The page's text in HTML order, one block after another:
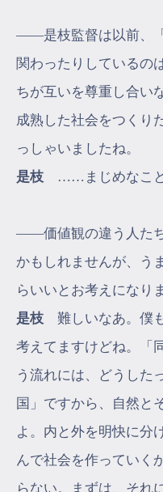
――是枝監督は以前、
関わったりしているの
ちが互いを尊重し合い
成熟した社会をつくり
っしゃいましたね。
是枝 ……まじめなこと
――価値観の違う人た
かもしれませんが、う
らいいとお考えになり
是枝 難しいなあ。僕
考えてますけどね。「
う流れには、どうした
国」ですから、自然と
よ。内と外を明快に分
んで社会を作っていく
らない。まずは、それ